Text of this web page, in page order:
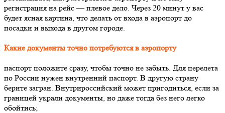
регистрация на рейс — плевое дело. Через 20 минут у вас
будет ясная картина, что делать от входа в аэропорт до
посадки и выхода в другом городе.
Какие документы точно потребуются в аэропорту
паспорт положите сразу, чтобы точно не забыть. Для перелета
по России нужен внутренний паспорт. В другую страну
берите загран. Внутрироссийский может пригодиться, если за
границей украли документы, но даже тогда без него легко
обойтись;